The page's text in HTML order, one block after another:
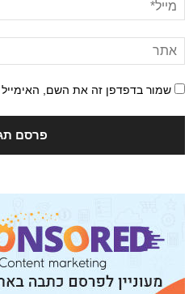
שמור בדפדפן זה את השם,